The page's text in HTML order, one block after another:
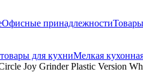
Офисные принадлежности
для кухниМелкая
Joy Grinder Plastic Version